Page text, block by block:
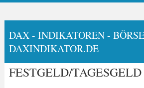
DAX - INDIKATOREN -
DAXINDIKATOR.DE
FESTGELD/TAGESGELD